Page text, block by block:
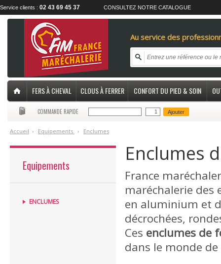
Service clients : 02 43 69 45 37 CONSULTEZ NOTRE CATALOGUE
Au service des
FERS À CHEVAL CLOUS À FERRER CONFORT DU PIED & SOIN
COMMANDE RAPIDE Ajouter
Accueil › Equipements › Enclumes
Equipements
ENCLUMES
Enclumes
France
maréchalerie des
en aluminium et
décrochées,
Ces enclumes de
dans le monde